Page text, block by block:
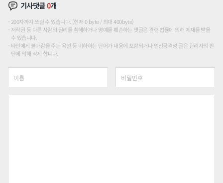
기사댓글0개
200자까지 쓰실 수 있습니다. (현재 0 byte / 최대 400byte)
저작권 등 다른 사람의 권리를 침해하거나 명예를 훼손하는 댓글은 관련 법률에 의해 제재를 받을
수 있습니다.
타인에게 불쾌감을 주는 욕설 등 비하하는 단어가 내용에 포함되거나 인신공격성 글은 관리자의 판
단에 의해 삭제 합니다.